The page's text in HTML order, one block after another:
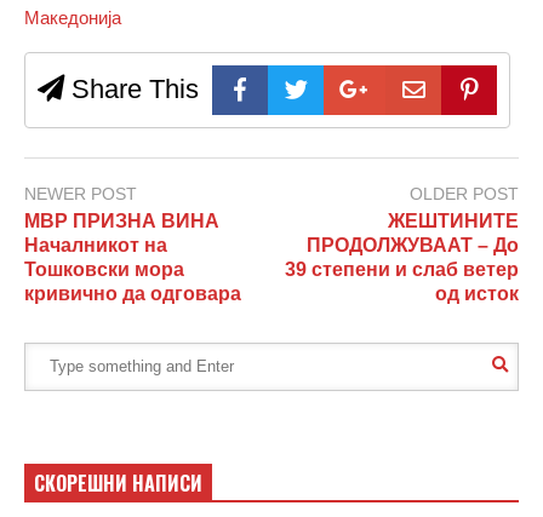
Македонија
Share This
NEWER POST
МВР ПРИЗНА ВИНА
Началникот на
Тошковски мора
кривично да одговара
OLDER POST
ЖЕШТИНИТЕ
ПРОДОЛЖУВААТ – До
39 степени и слаб ветер
од исток
СКОРЕШНИ НАПИСИ